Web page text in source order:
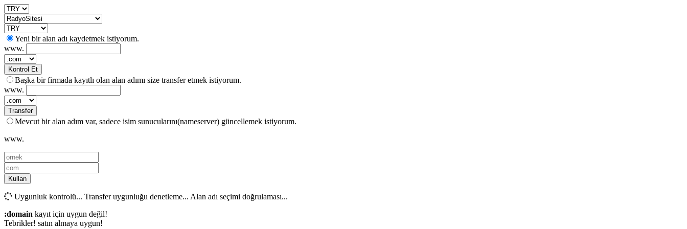
Yeni bir alan adı kaydetmek istiyorum.
www.
Kontrol Et
Başka bir firmada kayıtlı olan alan adımı size transfer etmek istiyorum.
www.
Transfer
Mevcut bir alan adım var, sadece isim sunucularını(nameserver) güncellemek istiyorum.
www.
Kullan
Uygunluk kontrolü... Transfer uygunluğu denetleme... Alan adı seçimi doğrulaması...
:domain kayıt için uygun değil!
Tebrikler! satın almaya uygun!